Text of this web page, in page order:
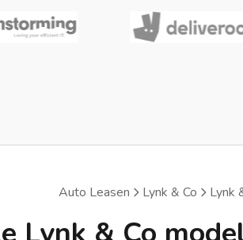
Auto Leasen Lynk & Co Lynk